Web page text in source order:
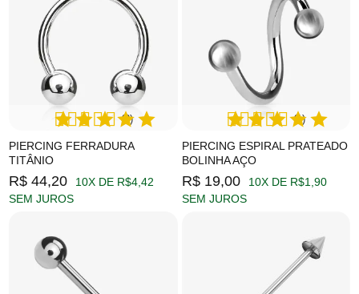
PIERCING FERRADURA
TITÂNIO
(2)
R$ 44,20
10X DE R$4,42
SEM JUROS
PIERCING ESPIRAL PRATEADO
BOLINHA AÇO
(1)
R$ 19,00
10X DE R$1,90
SEM JUROS